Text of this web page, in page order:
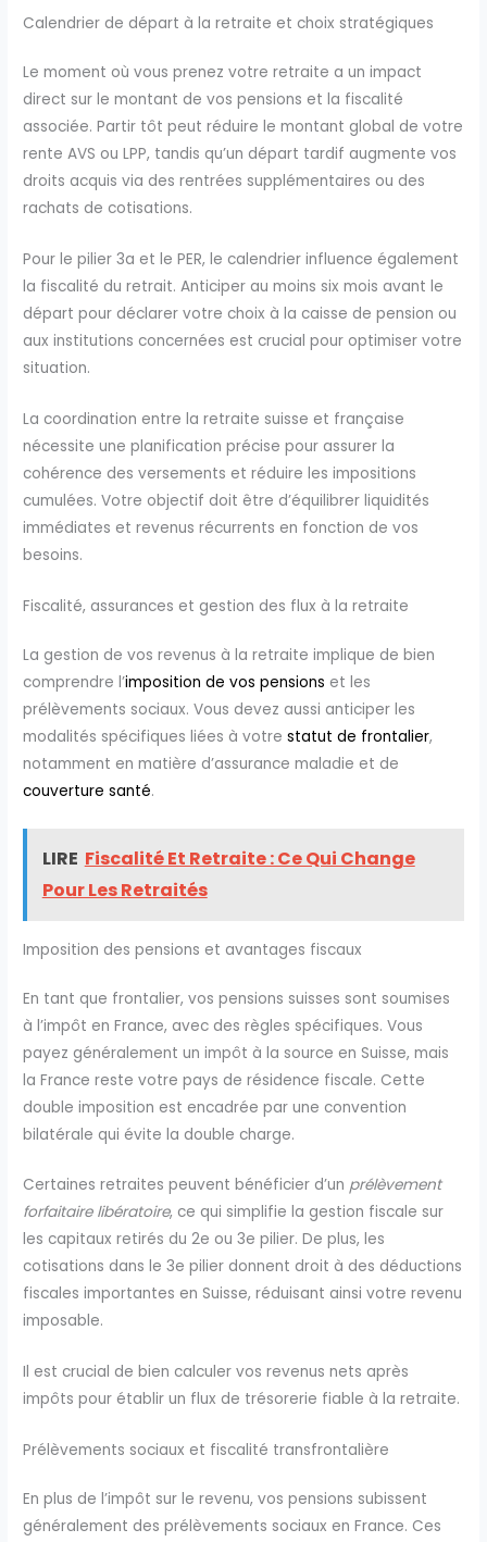
Calendrier de départ à la retraite et choix stratégiques
Le moment où vous prenez votre retraite a un impact
direct sur le montant de vos pensions et la fiscalité
associée. Partir tôt peut réduire le montant global de votre
rente AVS ou LPP, tandis qu’un départ tardif augmente vos
droits acquis via des rentrées supplémentaires ou des
rachats de cotisations.
Pour le pilier 3a et le PER, le calendrier influence également
la fiscalité du retrait. Anticiper au moins six mois avant le
départ pour déclarer votre choix à la caisse de pension ou
aux institutions concernées est crucial pour optimiser votre
situation.
La coordination entre la retraite suisse et française
nécessite une planification précise pour assurer la
cohérence des versements et réduire les impositions
cumulées. Votre objectif doit être d’équilibrer liquidités
immédiates et revenus récurrents en fonction de vos
besoins.
Fiscalité, assurances et gestion des flux à la retraite
La gestion de vos revenus à la retraite implique de bien
comprendre l’imposition de vos pensions et les
prélèvements sociaux. Vous devez aussi anticiper les
modalités spécifiques liées à votrestatut de frontalier,
notamment en matière d’assurance maladie et de
couverture santé.
LIRE Fiscalité Et Retraite : Ce Qui Change
Pour Les Retraités
Imposition des pensions et avantages fiscaux
En tant que frontalier, vos pensions suisses sont soumises
à l’impôt en France, avec des règles spécifiques. Vous
payez généralement un impôt à la source en Suisse, mais
la France reste votre pays de résidence fiscale. Cette
double imposition est encadrée par une convention
bilatérale qui évite la double charge.
Certaines retraites peuvent bénéficier d’un prélèvement
forfaitaire libératoire, ce qui simplifie la gestion fiscale sur
les capitaux retirés du 2e ou 3e pilier. De plus, les
cotisations dans le 3e pilier donnent droit à des déductions
fiscales importantes en Suisse, réduisant ainsi votre revenu
imposable.
Il est crucial de bien calculer vos revenus nets après
impôts pour établir un flux de trésorerie fiable à la retraite.
Prélèvements sociaux et fiscalité transfrontalière
En plus de l’impôt sur le revenu, vos pensions subissent
généralement des prélèvements sociaux en France. Ces